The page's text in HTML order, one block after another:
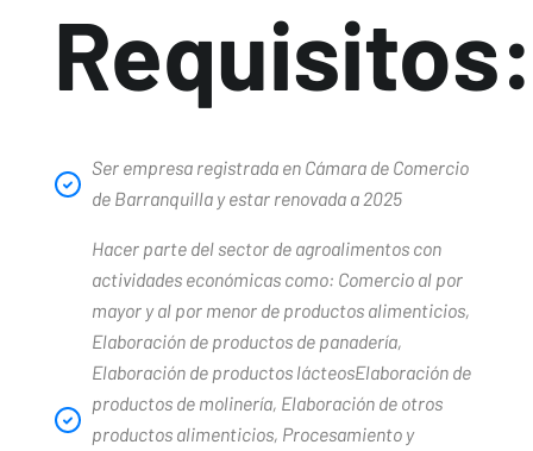
Requisitos:
Ser empresa registrada en Cámara de Comercio
de Barranquilla y estar renovada a 2025
Hacer parte del sector de agroalimentos con
actividades económicas como: Comercio al por
mayor y al por menor de productos alimenticios,
Elaboración de productos de panadería,
Elaboración de productos lácteosElaboración de
productos de molinería, Elaboración de otros
productos alimenticios, Procesamiento y